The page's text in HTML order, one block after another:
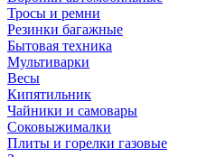
Тросы и ремни
Резинки багажные
Бытовая техника
Мультиварки
Весы
Кипятильник
Чайники и самовары
Соковыжималки
Плиты и горелки газовые